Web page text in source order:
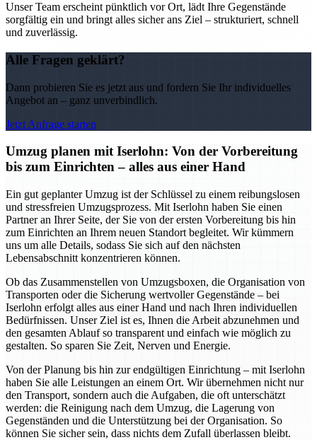
Unser Team erscheint pünktlich vor Ort, lädt Ihre Gegenstände
sorgfältig ein und bringt alles sicher ans Ziel – strukturiert, schnell
und zuverlässig.
Alle Fragen geklärt?
Dann probieren Sie es jetzt aus und fordern Sie Ihr individuelles
Angebot an – ganz unverbindlich.
Jetzt Anfrage starten
Umzug planen mit Iserlohn: Von der Vorbereitung
bis zum Einrichten – alles aus einer Hand
Ein gut geplanter Umzug ist der Schlüssel zu einem reibungslosen
und stressfreien Umzugsprozess. Mit Iserlohn haben Sie einen
Partner an Ihrer Seite, der Sie von der ersten Vorbereitung bis hin
zum Einrichten an Ihrem neuen Standort begleitet. Wir kümmern
uns um alle Details, sodass Sie sich auf den nächsten
Lebensabschnitt konzentrieren können.
Ob das Zusammenstellen von Umzugsboxen, die Organisation von
Transporten oder die Sicherung wertvoller Gegenstände – bei
Iserlohn erfolgt alles aus einer Hand und nach Ihren individuellen
Bedürfnissen. Unser Ziel ist es, Ihnen die Arbeit abzunehmen und
den gesamten Ablauf so transparent und einfach wie möglich zu
gestalten. So sparen Sie Zeit, Nerven und Energie.
Von der Planung bis hin zur endgültigen Einrichtung – mit Iserlohn
haben Sie alle Leistungen an einem Ort. Wir übernehmen nicht nur
den Transport, sondern auch die Aufgaben, die oft unterschätzt
werden: die Reinigung nach dem Umzug, die Lagerung von
Gegenständen und die Unterstützung bei der Organisation. So
können Sie sicher sein, dass nichts dem Zufall überlassen bleibt.